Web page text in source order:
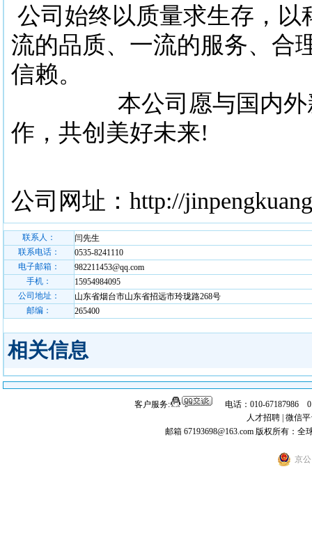
公司始终以质量求生存，以
流的品质、一流的服务、合
信赖。
本公司愿与国内外新
作，共创美好未来!
公司网址： http://
联系人：
闫先生
联系电话：
0535-8241110
电子邮箱：
982211453@qq.com
手机：
15954984095
公司地址：
山东省烟台市山东省招远市玲珑路268号
邮编：
265400
相关信息
客户服务:
电话：010-67187986
人才招聘 微信
邮箱 67193698@163.com 版权所有：全
京公